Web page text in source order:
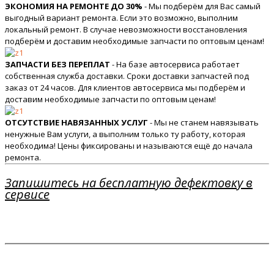
ЭКОНОМИЯ НА РЕМОНТЕ ДО 30% - Мы подберём для Вас самый
выгодный вариант ремонта. Если это возможно, выполним
локальный ремонт. В случае невозможности восстановления
подберём и доставим необходимые запчасти по оптовым ценам!
ЗАПЧАСТИ БЕЗ ПЕРЕПЛАТ - На базе автосервиса работает
собственная служба доставки. Сроки доставки запчастей под
заказ от 24 часов. Для клиентов автосервиса мы подберём и
доставим необходимые запчасти по оптовым ценам!
ОТСУТСТВИЕ НАВЯЗАННЫХ УСЛУГ - Мы не станем навязывать
ненужные Вам услуги, а выполним только ту работу, которая
необходима! Цены фиксированы и называются ещё до начала
ремонта.
Запишитесь на бесплатную дефектовку в
сервисе